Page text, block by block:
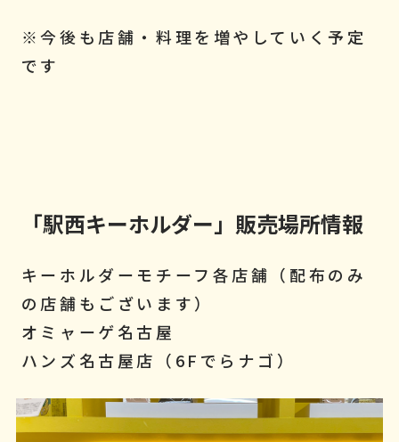
※今後も店舗・料理を増やしていく予定
です
「駅西キーホルダー」販売場所情報
キーホルダーモチーフ各店舗（配布のみ
の店舗もございます）
オミャーゲ名古屋
ハンズ名古屋店（6Fでらナゴ）